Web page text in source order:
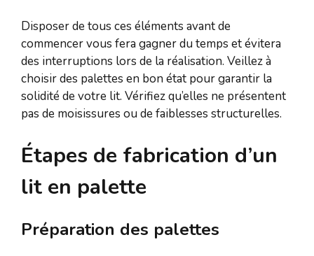
Disposer de tous ces éléments avant de
commencer vous fera gagner du temps et évitera
des interruptions lors de la réalisation. Veillez à
choisir des palettes en bon état pour garantir la
solidité de votre lit. Vérifiez qu’elles ne présentent
pas de moisissures ou de faiblesses structurelles.
Étapes de fabrication d’un
lit en palette
Préparation des palettes